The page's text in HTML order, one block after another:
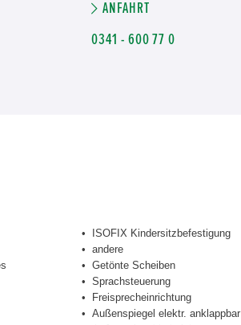
ANFAHRT
0341 - 600 77 0
ISOFIX Kindersitzbefestigung
andere
Getönte Scheiben
Sprachsteuerung
Freisprecheinrichtung
Außenspiegel elektr. anklappbar